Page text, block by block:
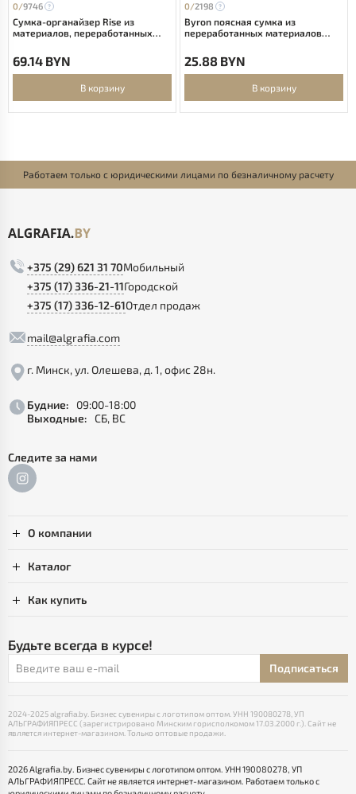
0/9746
Сумка-органайзер Rise из
материалов, переработанных
сплошной черный
69.14 BYN
В корзину
0/2198
Byron поясная сумка из
переработанных материалов
25.88 BYN
В корзину
Работаем только с юридическими лицами по безналичному расчету
+375 (29) 621 31 70Мобильный
+375 (17) 336-21-11Городской
+375 (17) 336-12-61Отдел продаж
mail@algrafia.com
г. Минск, ул. Олешева, д. 1, офис 28н.
Будние:
09:00-18:00
Выходные: СБ, ВС
Следите за нами
О компании
Каталог
Как купить
Будьте всегда в курсе!
Подписаться
2024-2025 algrafia.by. Бизнес сувениры с логотипом оптом. УНН 190080278, УП
АЛЬГРАФИЯПРЕСС (зарегистрировано Минским горисполкомом 17.03.2000 г.). Сайт не
является интернет-магазином. Только оптовые продажи.
2026 Algrafia.by. Бизнес сувениры с логотипом оптом. УНН 190080278, УП
АЛЬГРАФИЯПРЕСС. Сайт не является интернет-магазином. Работаем только с